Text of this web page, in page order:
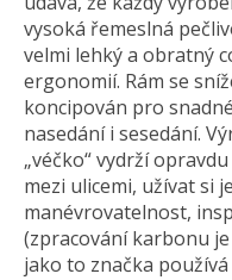
vysoká řemeslná
velmi lehký a obratný
ergonomií. Rám se
koncipován pro
nasedání i sesedání.
„véčko“ vydrží
mezi ulicemi, užívat si
manévrovatelnost,
(zpracování karbonu
jako to značka